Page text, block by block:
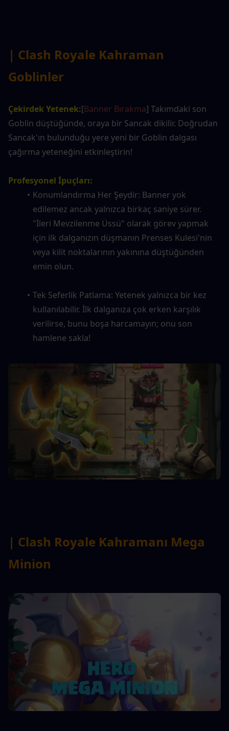
| Clash Royale Kahraman
Goblinler
Çekirdek Yetenek:[Banner Bırakma] Takımdaki son
Goblin düştüğünde, oraya bir Sancak dikilir. Doğrudan
Sancak'ın bulunduğu yere yeni bir Goblin dalgası
çağırma yeteneğini etkinleştirin!
Profesyonel İpuçları:
Konumlandırma Her Şeydir: Banner yok
edilemez ancak yalnızca birkaç saniye sürer.
"İleri Mevzilenme Üssü" olarak görev yapmak
için ilk dalganızın düşmanın Prenses Kulesi'nin
veya kilit noktalarının yakınına düştüğünden
emin olun.
Tek Seferlik Patlama: Yetenek yalnızca bir kez
kullanılabilir. İlk dalganıza çok erken karşılık
verilirse, bunu boşa harcamayın; onu son
hamlene sakla!
| Clash Royale Kahramanı Mega
Minion